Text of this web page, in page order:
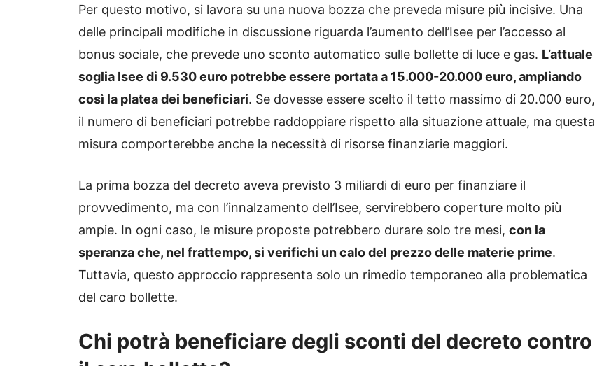
Per questo motivo, si lavora su una nuova bozza che preveda misure più incisive. Una
delle principali modifiche in discussione riguarda l’aumento dell’Isee per l’accesso al
bonus sociale, che prevede uno sconto automatico sulle bollette di luce e gas. L’attuale
soglia Isee di 9.530 euro potrebbe essere portata a 15.000-20.000 euro, ampliando
così la platea dei beneficiari. Se dovesse essere scelto il tetto massimo di 20.000 euro,
il numero di beneficiari potrebbe raddoppiare rispetto alla situazione attuale, ma questa
misura comporterebbe anche la necessità di risorse finanziarie maggiori.
La prima bozza del decreto aveva previsto 3 miliardi di euro per finanziare il
provvedimento, ma con l’innalzamento dell’Isee, servirebbero coperture molto più
ampie. In ogni caso, le misure proposte potrebbero durare solo tre mesi, con la
speranza che, nel frattempo, si verifichi un calo del prezzo delle materie prime.
Tuttavia, questo approccio rappresenta solo un rimedio temporaneo alla problematica
del caro bollette.
Chi potrà beneficiare degli sconti del decreto contro